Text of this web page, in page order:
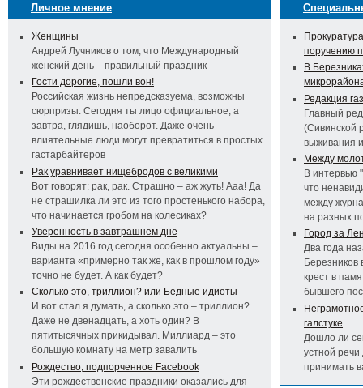
Личное мнение
Женщины
Андрей Лучников о том, что Международный
женский день – правильный праздник
Гости дорогие, пошли вон!
Российская жизнь непредсказуема, возможны
сюрпризы. Сегодня ты лицо официальное, а
завтра, глядишь, наоборот. Даже очень
влиятельные люди могут превратиться в простых
гастарбайтеров
Рак уравнивает нищебродов с великими
Вот говорят: рак, рак. Страшно – аж жуть! Ааа! Да
не страшилка ли это из того простенького набора,
что начинается гробом на колесиках?
Уверенность в завтрашнем дне
Виды на 2016 год сегодня особенно актуальны –
варианта «примерно так же, как в прошлом году»
точно не будет. А как будет?
Сколько это, триллион? или Бедные идиоты
И вот стал я думать, а сколько это – триллион?
Даже не двенадцать, а хоть один? В
пятитысячных прикидывал. Миллиард – это
большую комнату на метр завалить
Рождество, подпорченное Facebook
Эти рождественские праздники оказались для
поручению
В
Редакция
Главный
(Сивинской
выживания
Между
В интервью
что
между
на разных
Город за
Два года
Березников
крест в
бывшего
галстуке
Дошло ли
устной речи
принимать